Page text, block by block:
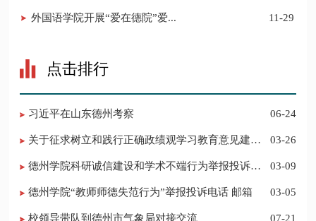
外国语学院开展“爱在德院”爱... 11-29
点击排行
习近平在山东德州考察 06-24
03-26
德州学院科研诚信建设和学术不端行为举报投诉电
03-09
德州学院“教师师德失范行为”举报投诉电话 邮箱 03-05
校领导带队到德州市气象局对接交流 07-21